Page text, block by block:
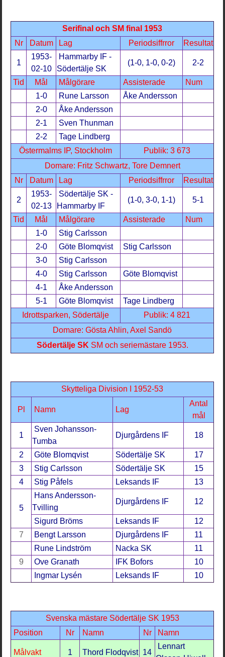
Serifinal och SM final 1953
Nr
Datum Lag Periodsiffrror Resultat
1
1953-
02-10
Hammarby IF -
Södertälje SK
(1-0, 1-0, 0-2) 2-2
Tid Mål Målgörare Assisterade
Num
1-0
Rune Larsson
Åke Andersson
2-0
Åke Andersson
2-1
Sven Thunman
2-2
Tage Lindberg
Östermalms IP, Stockholm
Publik: 3 673
Domare: Fritz Schwartz, Tore Demnert
Nr
Datum Lag Periodsiffrror Resultat
2
1953-
02-13
Södertälje SK -
Hammarby IF
(1-0, 3-0, 1-1) 5-1
Tid Mål Målgörare Assisterade
Num
1-0
Stig Carlsson
2-0
Göte Blomqvist
Stig Carlsson
3-0
Stig Carlsson
4-0
Stig Carlsson
Göte Blomqvist
4-1
Åke Andersson
5-1
Göte Blomqvist
Tage Lindberg
Idrottsparken, Södertälje
Publik: 4 821
Domare: Gösta Ahlin, Axel Sandö
Södertälje SK SM och seriemästare 1953.
Skytteliga Division I 1952-53
Pl Namn Lag
Antal
mål
1
Sven Johansson-
Tumba
Djurgårdens IF 18
2 Göte Blomqvist Södertälje SK
17
3
Stig Carlsson Södertälje SK
15
4
Stig Påfels Leksands IF 13
5
Hans Andersson-
Tvilling
Djurgårdens IF 12
Sigurd Bröms Leksands IF
12
7
Bengt Larsson Djurgårdens IF
11
Rune Lindström
Nacka SK
11
9
Ove Granath IFK Bofors
10
Ingmar Lysén
Leksands IF 10
Svenska mästare Södertälje SK 1953
Position
Nr Namn Nr Namn
Målvakt 1 Thord Flodqvist 14
Lennart